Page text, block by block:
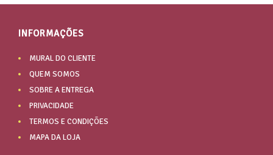
INFORMAÇÕES
MURAL DO CLIENTE
QUEM SOMOS
SOBRE A ENTREGA
PRIVACIDADE
TERMOS E CONDIÇÕES
MAPA DA LOJA